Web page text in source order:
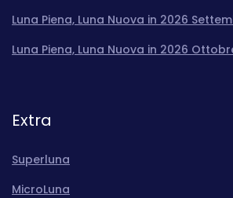
Luna Piena, Luna Nuova in 2026
Luna Piena, Luna Nuova in 2026
Extra
Superluna
MicroLuna